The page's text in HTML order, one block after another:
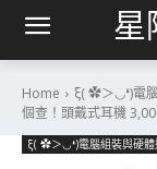
星
Home ξ( ✿＞◡❛)電
個查！頭戴式耳機
ξ( ✿＞◡❛)電腦組裝與硬體